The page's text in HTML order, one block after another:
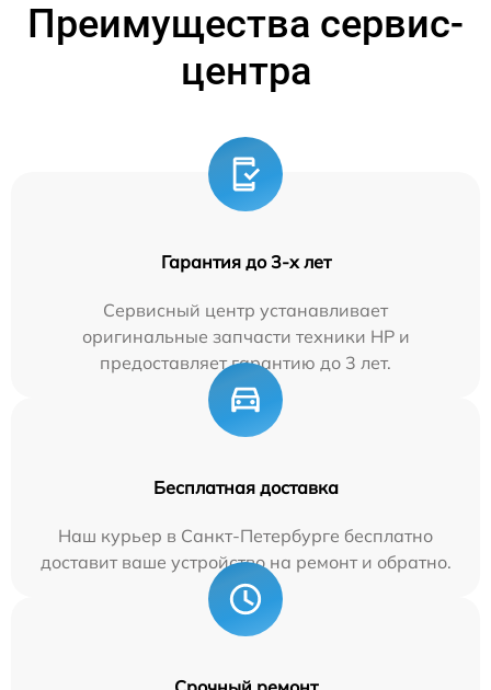
Преимущества сервис-
центра
Гарантия до 3-х лет
Сервисный центр устанавливает
оригинальные запчасти техники HP и
предоставляет гарантию до 3 лет.
Бесплатная доставка
Наш курьер в Санкт-Петербурге бесплатно
доставит ваше устройство на ремонт и обратно.